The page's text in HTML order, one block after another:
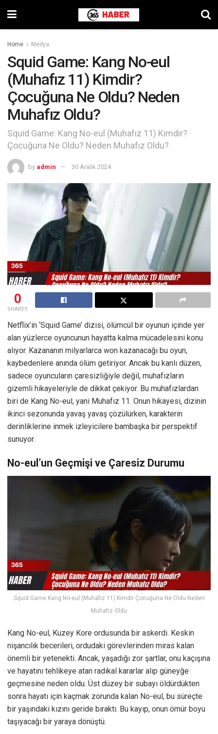
Home Medya
Squid Game: Kang No-eul
(Muhafız 11) Kimdir?
Çocuğuna Ne Oldu? Neden
Muhafız Oldu?
Squid Game: Kang No-eul (Muhafız 11) Kimdir?
Çocuğuna Ne Oldu? Neden Muhafız Oldu?
by admin 30 Aralık 2024
0
SHARES
Netflix’in ‘Squid Game’ dizisi, ölümcül bir oyunun içinde yer
alan yüzlerce oyuncunun hayatta kalma mücadelesini konu
alıyor. Kazananın milyarlarca won kazanacağı bu oyun,
kaybedenlere anında ölüm getiriyor. Ancak bu kanlı düzen,
sadece oyuncuların çaresizliğiyle değil, muhafızların
gizemli hikayeleriyle de dikkat çekiyor. Bu muhafızlardan
biri de Kang No-eul, yani Muhafız 11. Onun hikayesi, dizinin
ikinci sezonunda yavaş yavaş çözülürken, karakterin
derinliklerine inmek izleyicilere bambaşka bir perspektif
sunuyor.
No-eul’un Geçmişi ve Çaresiz Durumu
Squid Game Kang No-eul (Muhafız 11) Kimdir Çocuğuna Ne Oldu Neden
Muhafız Oldu
Kang No-eul, Kuzey Kore ordusunda bir askerdi. Keskin
nişancılık becerileri, ordudaki görevlerinden miras kalan
önemli bir yetenekti. Ancak, yaşadığı zor şartlar, onu kaçışına
ve hayatını tehlikeye atan radikal kararlar alıp güneyğe
geçmesine neden oldu. Üst düzey bir subayı öldürdükten
sonra hayatı için kaçmak zorunda kalan No-eul, bu süreçte
bir yaşındaki kızını geride bıraktı. Bu kayıp, onun ömür boyu
taşıyacağı bir yaraya dönüştü.